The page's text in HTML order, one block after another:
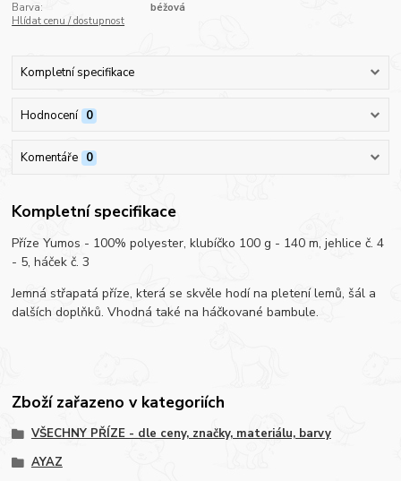
Barva:
béžová
Hlídat cenu / dostupnost
Kompletní specifikace
Hodnocení 0
Komentáře 0
Kompletní specifikace
Příze Yumos - 100% polyester, klubíčko 100 g - 140 m, jehlice č. 4
- 5, háček č. 3
Jemná střapatá příze, která se skvěle hodí na pletení lemů, šál a
dalších doplňků. Vhodná také na háčkované bambule.
Zboží zařazeno v kategoriích
VŠECHNY PŘÍZE - dle ceny, značky, materiálu, barvy
AYAZ